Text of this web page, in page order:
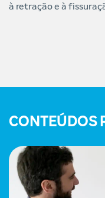
à retração e à
CONTEÚDOS